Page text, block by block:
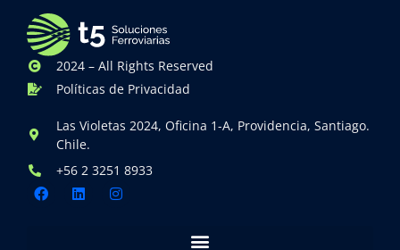
2024 – All Rights Reserved
Políticas de Privacidad
Las Violetas 2024, Oficina 1-A, Providencia, Santiago.
Chile.
+56 2 3251 8933